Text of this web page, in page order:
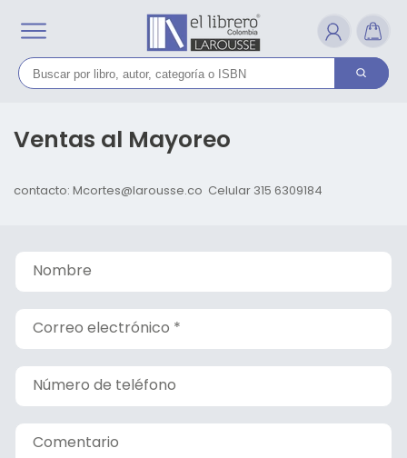
directamente
al contenido
Ventas al Mayoreo
contacto: Mcortes@larousse.co Celular 315 6309184
F
o
r
u
l
a
r
Nombre
Correo electrónico *
Número de teléfono
Comentario